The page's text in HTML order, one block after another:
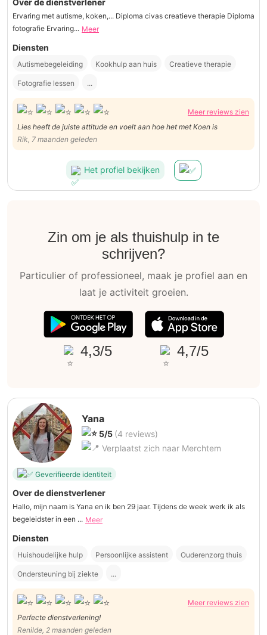
Over de dienstverlener
Ervaring met autisme, koken,... Diploma civas creatieve therapie Diploma
fotografie Ervaring... Meer
Diensten
Autismebegeleiding Kookhulp aan huis Creatieve therapie
Fotografie lessen ...
Meer reviews zien
Lies heeft de juiste attitude en voelt aan hoe het met Koen is
Rik, 7 maanden geleden
Het profiel bekijken
Zin om je als thuishulp in te
schrijven?
Particulier of professioneel, maak je profiel aan en
laat je activiteit groeien.
4,3/5 4,7/5
Yana
5/5 (4 reviews)
Verplaatst zich naar Merchtem
Geverifieerde identiteit
Over de dienstverlener
Hallo, mijn naam is Yana en ik ben 29 jaar. Tijdens de week werk ik als
begeleidster in een ... Meer
Diensten
Huishoudelijke hulp Persoonlijke assistent Ouderenzorg thuis
Ondersteuning bij ziekte ...
Meer reviews zien
Perfecte dienstverlening!
Renilde, 2 maanden geleden